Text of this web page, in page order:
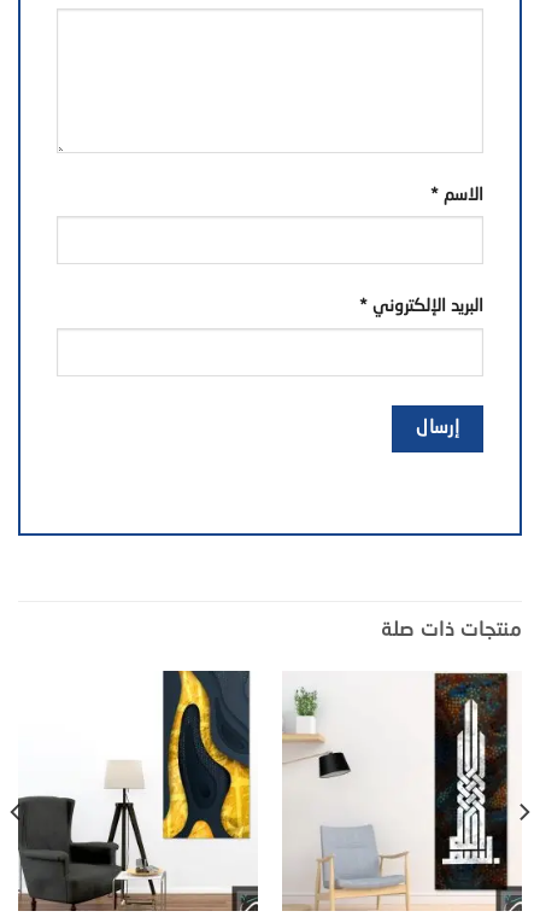
الاسم *
البريد الإلكتروني *
منتجات ذات صلة